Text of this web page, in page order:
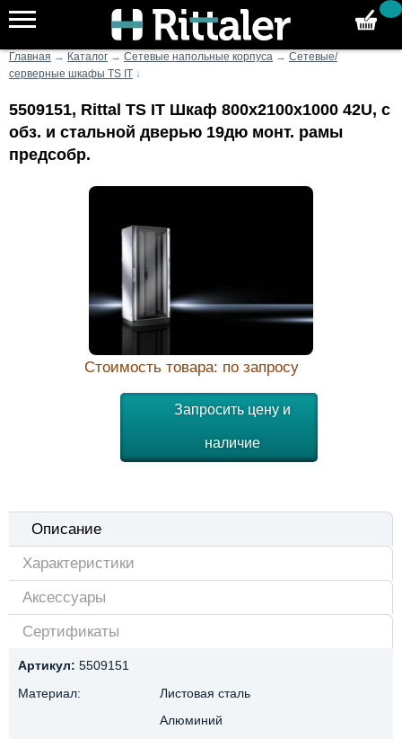
Главная → Каталог → Сетевые напольные корпуса → Сетевые/
серверные шкафы TS IT
↓
5509151, Rittal TS IT Шкаф 800x2100x1000 42U, с
обз. и стальной дверью 19дю монт. рамы
предсобр.
Стоимость товара: по запросу
Запросить цену и
наличие
Описание
Характеристики
Аксессуары
Сертификаты
Артикул: 5509151
Материал:
Листовая сталь
Алюминий